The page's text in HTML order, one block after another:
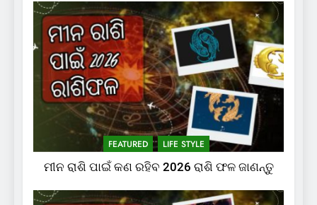
FEATURED LIFE STYLE
ମୀନ ରାଶି ପାଇଁ କଣ ରହିବ 2026 ରାଶି ଫଳ ଜାଣନ୍ତୁ